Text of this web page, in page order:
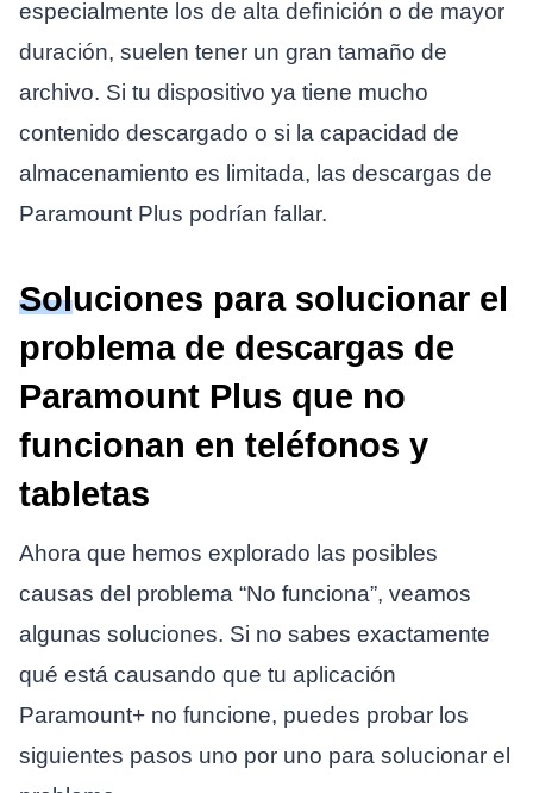
especialmente los de alta definición o de mayor
duración, suelen tener un gran tamaño de
archivo. Si tu dispositivo ya tiene mucho
contenido descargado o si la capacidad de
almacenamiento es limitada, las descargas de
Paramount Plus podrían fallar.
Soluciones para solucionar el
problema de descargas de
Paramount Plus que no
funcionan en teléfonos y
tabletas
Ahora que hemos explorado las posibles
causas del problema “No funciona”, veamos
algunas soluciones. Si no sabes exactamente
qué está causando que tu aplicación
Paramount+ no funcione, puedes probar los
siguientes pasos uno por uno para solucionar el